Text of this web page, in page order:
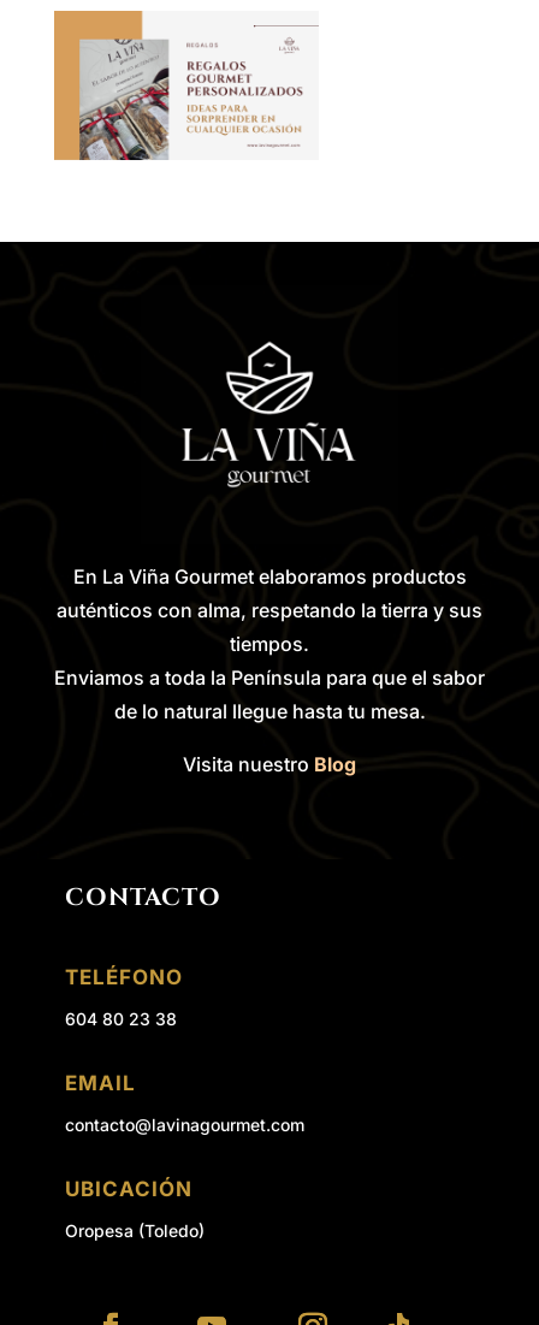
En La Viña Gourmet elaboramos productos
auténticos con alma, respetando la tierra y sus
tiempos.
Enviamos a toda la Península para que el sabor
de lo natural llegue hasta tu mesa.
Visita nuestro Blog
CONTACTO
TELÉFONO
604 80 23 38
EMAIL
contacto@lavinagourmet.com
UBICACIÓN
Oropesa (Toledo)